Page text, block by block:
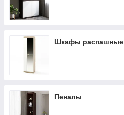
Шкафы распашные
Пеналы